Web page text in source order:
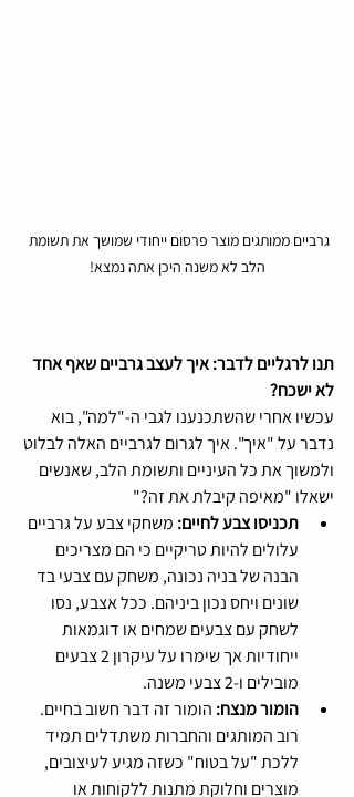
גרביים ממותגים מוצר פרסום ייחודי שמושך את תשומת
הלב לא משנה היכן אתה נמצא!
תנו לרגליים לדבר: איך לעצב גרביים שאף אחד
לא ישכח?
עכשיו אחרי שהשתכנענו לגבי ה-"למה", בוא
נדבר על "איך". איך לגרום לגרביים האלה לבלוט
ולמשוך את כל העיניים ותשומת הלב, שאנשים
ישאלו "מאיפה קיבלת את זה?"
תכניסו צבע לחיים: משחקי צבע על גרביים
עלולים להיות טריקיים כי הם מצריכים
הבנה של בניה נכונה, משחק עם צבעי בד
שונים ויחס נכון ביניהם. ככל אצבע, נסו
לשחק עם צבעים שמחים או דוגמאות
ייחודיות אך שימרו על עיקרון 2 צבעים
מובילים ו-2 צבעי משנה.
הומור מנצח: הומור זה דבר חשוב בחיים.
רוב המותגים והחברות משתדלים תמיד
ללכת "על בטוח" כשזה מגיע לעיצובים,
מוצרים וחלוקת מתנות ללקוחות או